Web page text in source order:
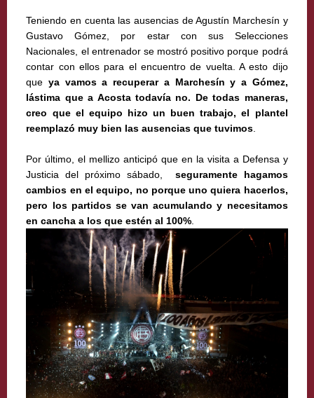
Teniendo en cuenta las ausencias de Agustín Marchesín y
Gustavo Gómez, por estar con sus Selecciones
Nacionales, el entrenador se mostró positivo porque podrá
contar con ellos para el encuentro de vuelta. A esto dijo
queya vamos a recuperar a Marchesín y a Gómez,
lástima que a Acosta todavía no. De todas maneras,
creo que el equipo hizo un buen trabajo, el plantel
reemplazó muy bien las ausencias que tuvimos.
Por último, el mellizo anticipó que en la visita a Defensa y
Justicia del próximo sábado, seguramente hagamos
cambios en el equipo, no porque uno quiera hacerlos,
pero los partidos se van acumulando y necesitamos
en cancha a los que estén al 100%.